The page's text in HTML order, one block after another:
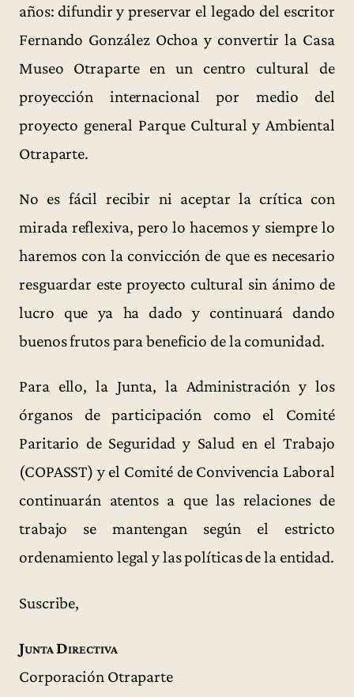
años: difundir y preservar el legado del escritor
Fernando González Ochoa y convertir la Casa
Museo Otraparte en un centro cultural de
proyección internacional por medio del
proyecto general Parque Cultural y Ambiental
Otraparte.
No es fácil recibir ni aceptar la crítica con
mirada reflexiva, pero lo hacemos y siempre lo
haremos con la convicción de que es necesario
resguardar este proyecto cultural sin ánimo de
lucro que ya ha dado y continuará dando
buenos frutos para beneficio de la comunidad.
Para ello, la Junta, la Administración y los
órganos de participación como el Comité
Paritario de Seguridad y Salud en el Trabajo
(COPASST) y el Comité de Convivencia Laboral
continuarán atentos a que las relaciones de
trabajo se mantengan según el estricto
ordenamiento legal y las políticas de la entidad.
Suscribe,
Junta Directiva
Corporación Otraparte